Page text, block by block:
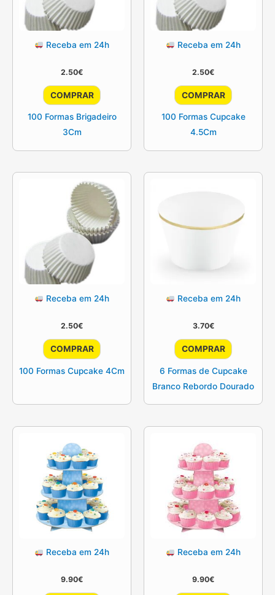
Receba em 24h
2.50€
COMPRAR
100 Formas Brigadeiro
3Cm
Receba em 24h
2.50€
COMPRAR
100 Formas Cupcake
4.5Cm
Receba em 24h
2.50€
COMPRAR
100 Formas Cupcake 4Cm
Receba em 24h
3.70€
COMPRAR
6 Formas de Cupcake
Branco Rebordo Dourado
Receba em 24h
9.90€
Receba em 24h
9.90€